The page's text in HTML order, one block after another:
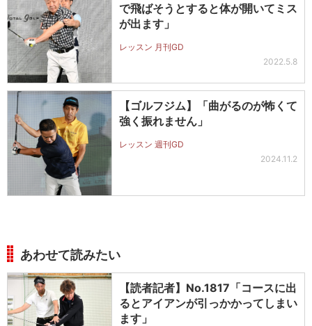
で飛ばそうとすると体が開いてミス
が出ます」
レッスン 月刊GD
2022.5.8
【ゴルフジム】「曲がるのが怖くて
強く振れません」
レッスン 週刊GD
2024.11.2
あわせて読みたい
【読者記者】No.1817「コースに出
るとアイアンが引っかかってしまい
ます」